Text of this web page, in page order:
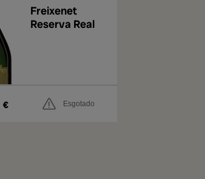
Freixenet
Reserva Real
€ Esgotado